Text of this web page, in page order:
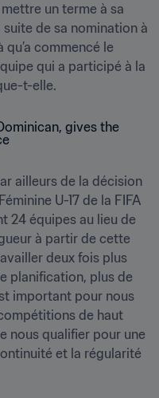
un terme à sa
suite de sa nomination à
qu’a commencé le
qui a participé à la
t-elle.
ailleurs de la décision
U-17 de la FIFA
24 équipes au lieu de
à partir de cette
deux fois plus
planification, plus de
important pour nous
de haut
nous qualifier pour une
et la régularité